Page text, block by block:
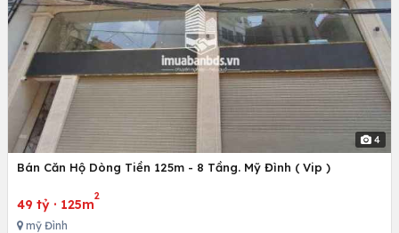
4
Bán Căn Hộ Dòng Tiền 125m - 8 Tầng. Mỹ Đình ( Vip )
49 tỷ · 125m
2
mỹ Đình